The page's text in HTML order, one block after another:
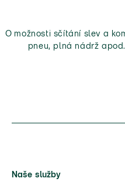
O možnosti sčítání slev a
pneu, plná nádrž
Naše služby